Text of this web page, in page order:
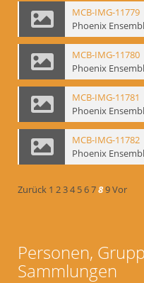
MCB-IMG-11779
MCB-IMG-11780
MCB-IMG-11781
MCB-IMG-11782
Zurück 1 234 56789Vor
Personen,
Sammlungen